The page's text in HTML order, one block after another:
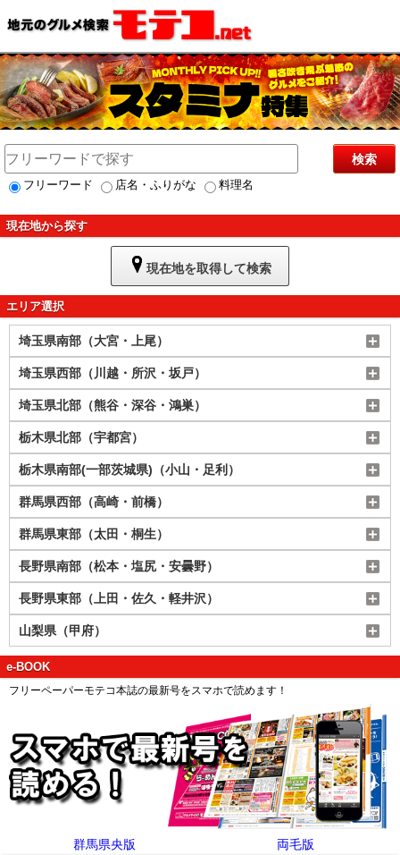
検索
フリーワード 店名・ふりがな 料理名
現在地から探す
現在地を取得して検索
エリア選択
埼玉県南部（大宮・上尾）
埼玉県西部（川越・所沢・坂戸）
埼玉県北部（熊谷・深谷・鴻巣）
栃木県北部（宇都宮）
栃木県南部(一部茨城県)（小山・足利）
群馬県西部（高崎・前橋）
群馬県東部（太田・桐生）
長野県南部（松本・塩尻・安曇野）
長野県東部（上田・佐久・軽井沢）
山梨県（甲府）
e-BOOK
フリーペーパーモテコ本誌の最新号をスマホで読めます！
群馬県央版 両毛版